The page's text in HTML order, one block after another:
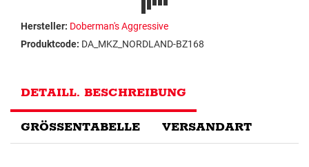
Hersteller: Doberman's Aggressive
Produktcode: DA_MKZ_NORDLAND-BZ168
DETAILL. BESCHREIBUNG
GRÖSSENTABELLE VERSANDART